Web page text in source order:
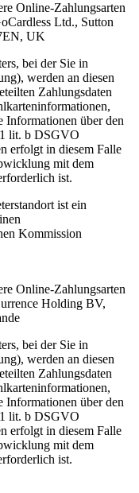
Online-Zahlungsarten
Ltd., Sutton
UK
bei der Sie in
werden an diesen
Zahlungsdaten
Informationen über den
lit. b DSGVO
erfolgt in diesem Falle
mit dem
ist.
ist ein
Kommission
Online-Zahlungsarten
Holding BV,
bei der Sie in
werden an diesen
Zahlungsdaten
Informationen über den
lit. b DSGVO
erfolgt in diesem Falle
mit dem
ist.